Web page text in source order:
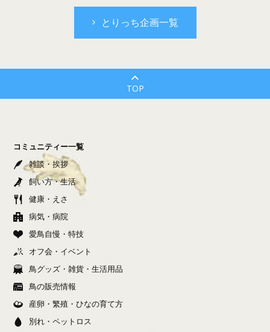
とりっち企画一覧
TOP
コミュニティー一覧
雑談・挨拶
飼い方・生活
健康・えさ
病気・病院
愛鳥自慢・特技
オフ会・イベント
鳥グッズ・雑貨・生活用品
鳥の販売情報
産卵・繁殖・ひなの育て方
別れ・ペットロス